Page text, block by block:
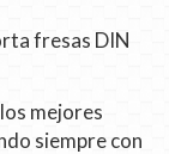
fresas DIN
mejores
siempre con